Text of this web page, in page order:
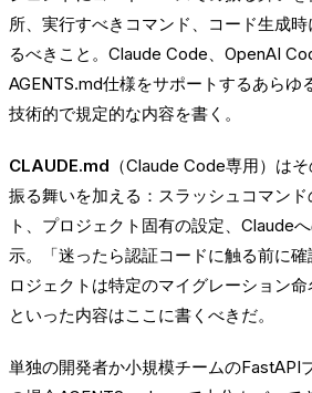
所、実行すべきコマンド、コード生成
るべきこと。Claude Code、OpenAI
AGENTS.md仕様をサポートするあらゆ
技術的で規定的な内容を書く。
CLAUDE.md （Claude Code専用）は
振る舞いを加える：スラッシュコマン
ト、プロジェクト固有の設定、Claude
示。「迷ったら認証コードに触る前に
ロジェクトは特定のマイグレーション命
といった内容はここに書くべきだ。
単独の開発者か小規模チームのFastAPI